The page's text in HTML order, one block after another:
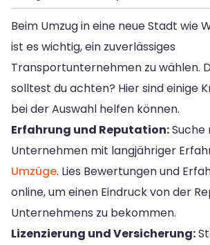
Beim Umzug in eine neue Stadt wie
ist es wichtig, ein zuverlässiges
Transportunternehmen zu wählen.
solltest du achten? Hier sind einige
bei der Auswahl helfen können.
Erfahrung und Reputation:Suche
Unternehmen mit langjähriger
Umzüge. Lies Bewertungen und
online, um einen Eindruck von der
Unternehmens zu bekommen.
Lizenzierung und Versicherung: